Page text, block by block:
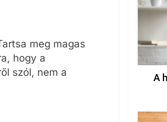
meg magas
hogy a
szól, nem a
A